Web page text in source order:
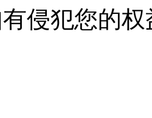
侵犯您的